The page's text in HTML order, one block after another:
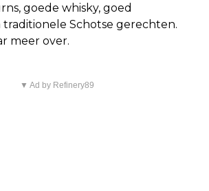
goede whisky, goed
traditionele Schotse gerechten.
meer over.
▼ Ad by Refinery89